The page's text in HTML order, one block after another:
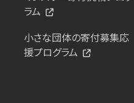
ラム
小さな団体の寄付募集応
援プログラム